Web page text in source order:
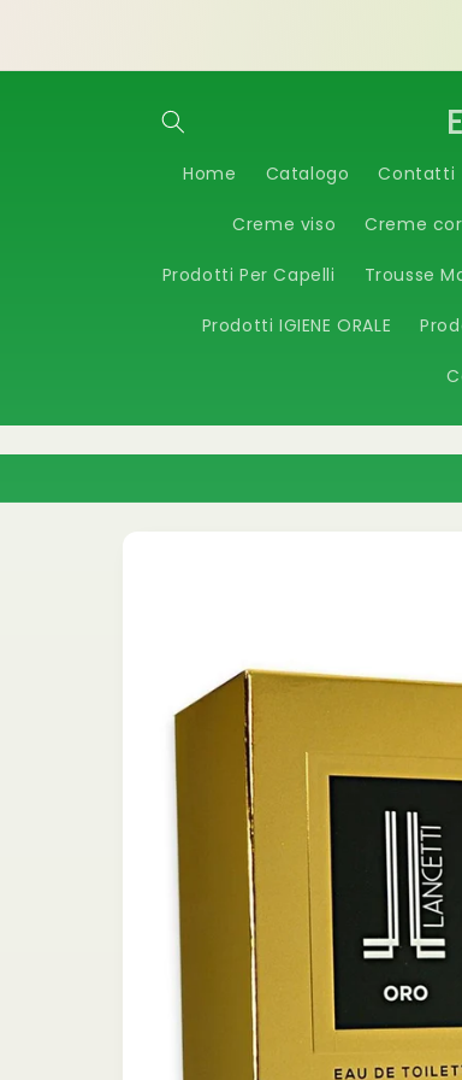
Home Catalogo Contatti
Creme viso Creme
Prodotti Per Capelli Trousse
Prodotti IGIENE ORALE